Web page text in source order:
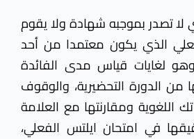
لا تصدر بموجبه شهادة ولا يقوم
الذي يكون معتمدا من أحد
لغايات قياس مدى الفائدة
من الدورة التحضيرية، والوقوف
اللغوية ومقارنتها مع العلامة
في امتحان ايلتس الفعلي،